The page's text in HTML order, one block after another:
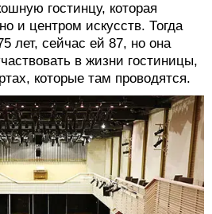
гостинцу, которая
и центром искусств. Тогда
лет, сейчас ей 87, но она
в жизни гостиницы,
которые там проводятся.